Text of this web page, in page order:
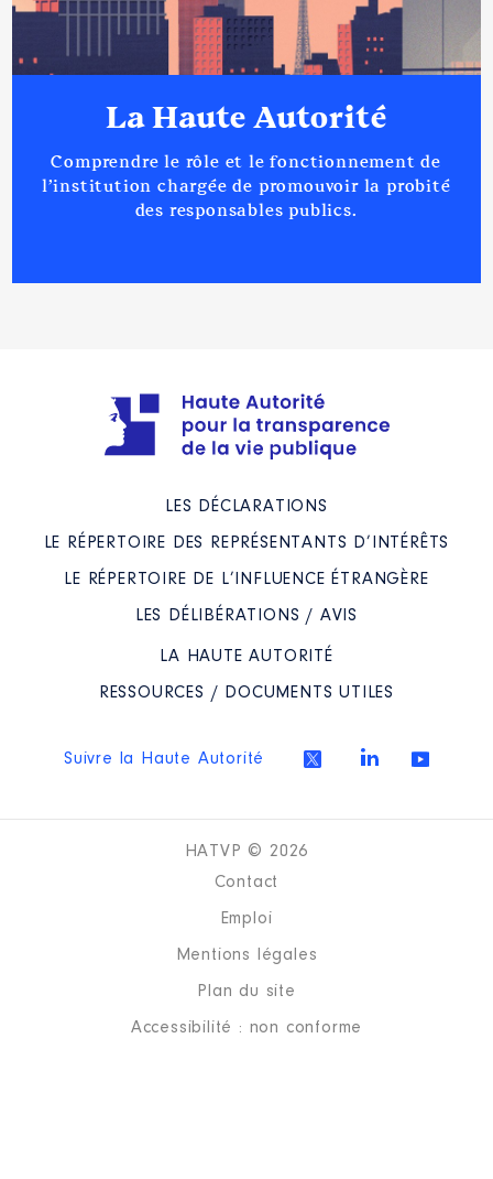
La Haute Autorité
Comprendre le rôle et le fonctionnement de
l’institution chargée de promouvoir la probité
des responsables publics.
LES DÉCLARATIONS
LE RÉPERTOIRE DES REPRÉSENTANTS D’INTÉRÊTS
LE RÉPERTOIRE DE L’INFLUENCE ÉTRANGÈRE
LES DÉLIBÉRATIONS / AVIS
LA HAUTE AUTORITÉ
RESSOURCES / DOCUMENTS UTILES
Suivre la Haute Autorité
HATVP © 2026
Contact
Emploi
Mentions légales
Plan du site
Accessibilité : non conforme